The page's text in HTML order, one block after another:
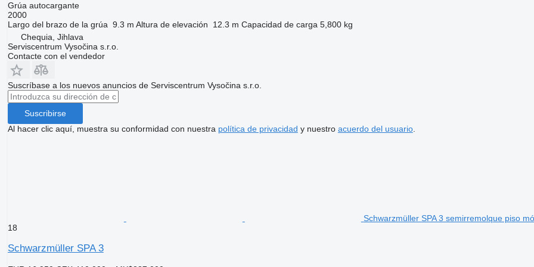
Grúa autocargante
2000
Largo del brazo de la grúa 9.3 m Altura de elevación 12.3 m Capacidad de carga 5,800 kg
Chequia, Jihlava
Serviscentrum Vysočina s.r.o.
Contacte con el vendedor
Suscríbase a los nuevos anuncios de Serviscentrum Vysočina s.r.o.
Suscribirse
Al hacer clic aquí, muestra su conformidad con nuestra política de privacidad y nuestro acuerdo del usuario.
Schwarzmüller SPA 3 semirremolque piso
18
Schwarzmüller SPA 3